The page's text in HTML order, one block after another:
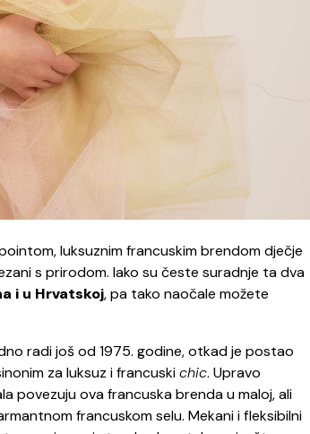
luksuznim francuskim brendom dječje
s prirodom. Iako su česte suradnje ta dva
i u Hrvatskoj, pa tako naočale možete
radi još od 1975. godine, otkad je postao
za luksuz i francuskichic. Upravo
povezuju ova francuska brenda u maloj, ali
francuskom selu. Mekani i fleksibilni